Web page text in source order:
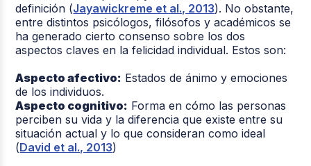
definición (Jayawickreme et al., 2013). No obstante,
entre distintos psicólogos, filósofos y académicos se
ha generado cierto consenso sobre los dos
aspectos claves en la felicidad individual. Estos son:
Aspecto afectivo: Estados de ánimo y emociones
de los individuos.
Aspecto cognitivo: Forma en cómo las personas
perciben su vida y la diferencia que existe entre su
situación actual y lo que consideran como ideal
(David et al., 2013)